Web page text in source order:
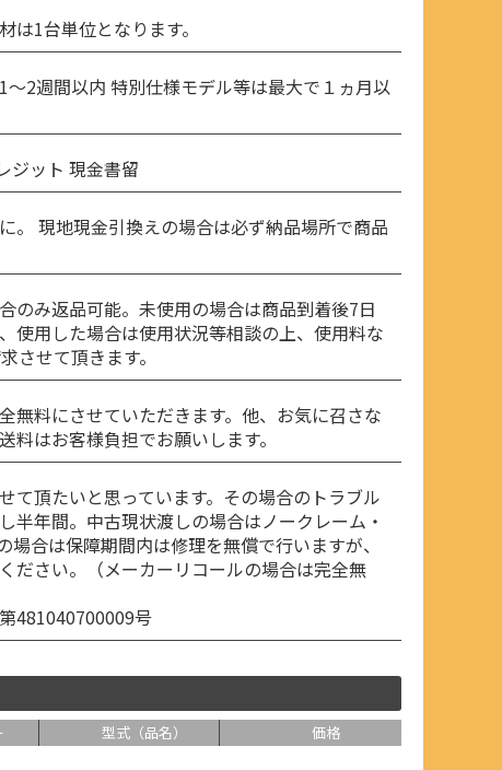
1台単位となります。
2週間以内 特別仕様モデル等は最大で１ヵ月以
ジット 現金書留
。 現地現金引換えの場合は必ず納品場所で商品
のみ返品可能。未使用の場合は商品到着後7日
使用した場合は使用状況等相談の上、使用料な
させて頂きます。
無料にさせていただきます。他、お気に召さな
はお客様負担でお願いします。
て頂たいと思っています。その場合のトラブル
半年間。中古現状渡しの場合はノークレーム・
合は保障期間内は修理を無償で行いますが、
ださい。（メーカーリコールの場合は完全無
481040700009号
型式（品名） 価格